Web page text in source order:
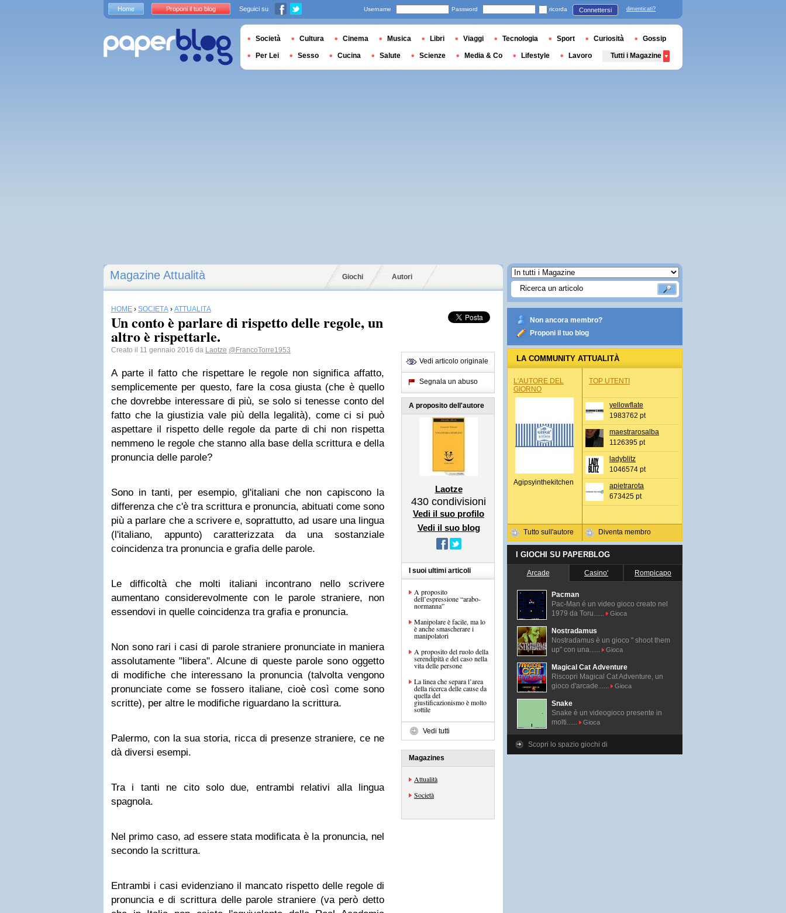
Magazine Attualità Giochi Autori
HOME › SOCIETÀ › ATTUALITÀ
Un conto è parlare di rispetto delle regole, un
altro è rispettarle.
Creato il 11 gennaio 2016 da Laotze @FrancoTorre1953
A parte il fatto che rispettare le regole non significa affatto,
semplicemente per questo, fare la cosa giusta (che è quello
che dovrebbe interessare di più, se solo si tenesse conto del
fatto che la giustizia vale più della legalità), come ci si può
aspettare il rispetto delle regole da parte di chi non rispetta
nemmeno le regole che stanno alla base della scrittura e della
pronuncia delle parole?
Sono in tanti, per esempio, gl'italiani che non capiscono la
differenza che c'è tra scrittura e pronuncia, abituati come sono
più a parlare che a scrivere e, soprattutto, ad usare una lingua
(l'italiano, appunto) caratterizzata da una sostanziale
coincidenza tra pronuncia e grafia delle parole.
Le difficoltà che molti italiani incontrano nello scrivere
aumentano considerevolmente con le parole straniere, non
essendovi in quelle coincidenza tra grafia e pronuncia.
Non sono rari i casi di parole straniere pronunciate in maniera
assolutamente "libera". Alcune di queste parole sono oggetto
di modifiche che interessano la pronuncia (talvolta vengono
pronunciate come se fossero italiane, cioè così come sono
scritte), per altre le modifiche riguardano la scrittura.
Palermo, con la sua storia, ricca di presenze straniere, ce ne
dà diversi esempi.
Tra i tanti ne cito solo due, entrambi relativi alla lingua
spagnola.
Nel primo caso, ad essere stata modificata è la pronuncia, nel
secondo la scrittura.
Entrambi i casi evidenziano il mancato rispetto delle regole di
pronuncia e di scrittura delle parole straniere (va però detto
Vedi articolo originale
Segnala un abuso
A proposito dell'autore
Laotze
430 condivisioni
Vedi il suo profilo
Vedi il suo blog
I suoi ultimi articoli
A proposito
dell’espressione “arabo-
normanna”
Manipolare è facile, ma lo
è anche smascherare i
manipolatori
A proposito del ruolo della
serendipità e del caso nella
vita delle persone
La linea che separa l’area
della ricerca delle cause da
quella del
giustificazionismo è molto
sottile
Vedi tutti
Magazines
Attualità
Società
Non ancora membro?
Proponi il tuo blog
LA COMMUNITY ATTUALITÀ
L'AUTORE DEL
GIORNO
Agipsyinthekitchen
Tutto sull'autore
TOP UTENTI
yellowflate
1983762 pt
maestrarosalba
1126395 pt
ladyblitz
1046574 pt
apietrarota
673425 pt
Diventa membro
I GIOCHI SU PAPERBLOG
Arcade Casino' Rompicapo
Pacman
Pac-Man é un video gioco creato nel
1979 da Toru......
Gioca
Nostradamus
Nostradamus è un gioco " shoot them
up" con una......
Gioca
Magical Cat Adventure
Riscopri Magical Cat Adventure, un
gioco d'arcade......
Gioca
Snake
Snake è un videogioco presente in
molti......
Gioca
Scopri lo spazio giochi di
Home Proponi il tuo blog Seguici su Username Password ricorda Connettersi dimenticati?
Società Cultura Cinema Musica Libri Viaggi Tecnologia Sport Curiosità Gossip
Per Lei Sesso Cucina Salute Scienze Media & Co Lifestyle Lavoro Tutti i Magazine